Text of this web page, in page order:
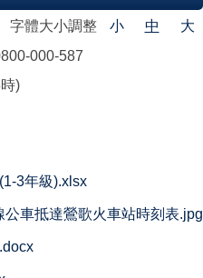
字體大小調整 小 中
大
000-587
)
3年級).xlsx
車抵達鶯歌火車站時刻表.jpg